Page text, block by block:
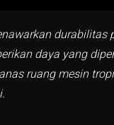
daya yang
ruang mesin